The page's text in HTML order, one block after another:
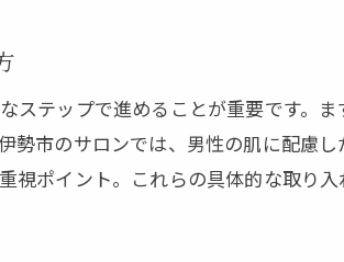
ステップで進めることが重要です。
勢市のサロンでは、男性の肌に配慮
視ポイント。これらの具体的な取り